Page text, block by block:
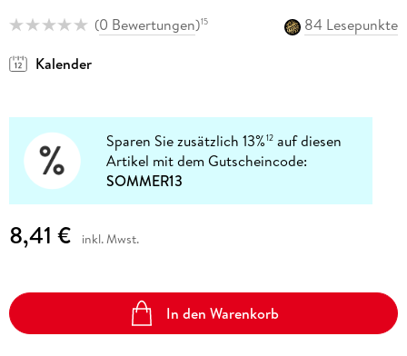
(0 Bewertungen)15
84 Lesepunkte
Kalender
Sparen Sie zusätzlich 13%12 auf diesen
Artikel mit dem Gutscheincode:
SOMMER13
8,41 € inkl. Mwst.
In den Warenkorb